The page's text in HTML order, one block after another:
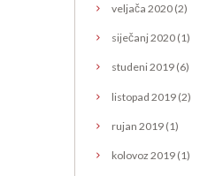
veljača 2020(2)
siječanj2020(1)
studeni2019(6)
listopad 2019(2)
rujan 2019(1)
kolovoz 2019(1)